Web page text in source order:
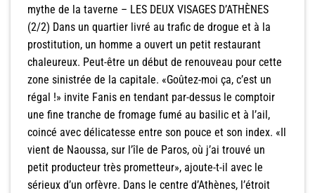
mythe de la taverne – LES DEUX VISAGES D’ATHÈNES
(2/2) Dans un quartier livré au trafic de drogue et à la
prostitution, un homme a ouvert un petit restaurant
chaleureux. Peut-être un début de renouveau pour cette
zone sinistrée de la capitale. «Goûtez-moi ça, c’est un
régal !» invite Fanis en tendant par-dessus le comptoir
une fine tranche de fromage fumé au basilic et à l’ail,
coincé avec délicatesse entre son pouce et son index. «Il
vient de Naoussa, sur l’île de Paros, où j’ai trouvé un
petit producteur très prometteur», ajoute-t-il avec le
sérieux d’un orfèvre. Dans le centre d’Athènes, l’étroit